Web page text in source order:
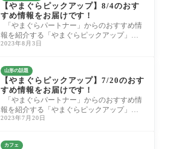
【やまぐらピックアップ】8/4のおす
すめ情報をお届けです！
「やまぐらパートナー」からのおすすめ情
報を紹介する「やまぐらピックアップ」！
今週のお知らせはこちらです。 1．cafe Hana
2023年8月3日
山形の話題
【やまぐらピックアップ】7/20のおす
すめ情報をお届けです！
「やまぐらパートナー」からのおすすめ情
報を紹介する「やまぐらピックアップ」！
今週のお知らせはこちらです。 1．アンドマ
2023年7月20日
カフェ